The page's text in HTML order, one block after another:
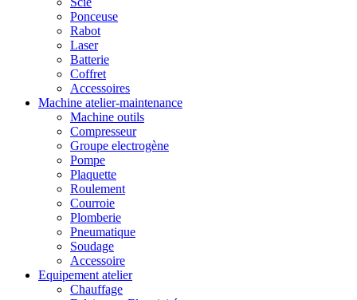
Ponceuse
Rabot
Laser
Batterie
Coffret
Accessoires
Machine atelier-maintenance
Machine outils
Compresseur
Groupe electrogène
Pompe
Plaquette
Roulement
Courroie
Plomberie
Pneumatique
Soudage
Accessoire
Equipement atelier
Chauffage